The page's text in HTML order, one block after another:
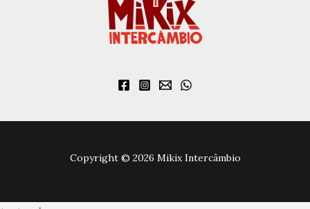
Copyright © 2026 Mikix Intercâmbio